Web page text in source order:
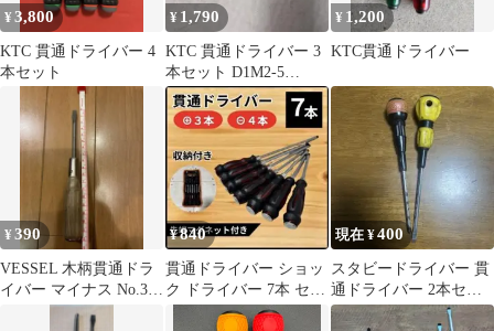
¥3,800
KTC 貫通ドライバー 4
本セット
¥ 1,790
KTC 貫通ドライバー 3
本セット D1M2-5
D1M2-6 D1M2-8
¥ 1,200
KTC貫通ドライバー
¥390
VESSEL 木柄貫通ドラ
イバー マイナス No.350
¥840
貫通ドライバー ショッ
ク ドライバー 7本 セッ
ト プラス マイナス マ
現在 ¥400
スタビードライバー 貫
通ドライバー 2本セッ
ト